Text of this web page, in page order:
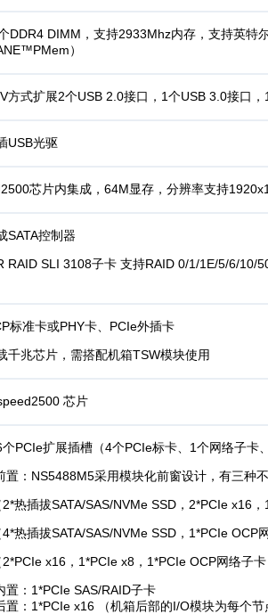
DDR4 DIMM，支持2933Mhz内存，支持英
）
方式扩展2个USB 2.0接口，1个USB 3.0接口
USB光驱
芯片内集成，64M显存，分辨率支持
SATA控制器
RAID SLI 3108子卡 支持RAID 0/1/1E/5/6/10/
标准卡或PHY卡、PCIe外插卡
千兆芯片，需搭配机箱TSW模块使用
芯片
PCIe扩展插槽（4个PCIe标卡、1个网络子卡
置：NS5488M5采用模块化前窗设计，有三种
热插拔SATA/SAS/NVMe SSD，2*PCIe x16
热插拔SATA/SAS/NVMe SSD，1*PCIe OCP
x16，1*PCIe x8，1*PCIe OCP网络子
置：1*PCIe SAS/RAID子卡
置：1*PCIe x16 （机箱后部的I/O模块为每个